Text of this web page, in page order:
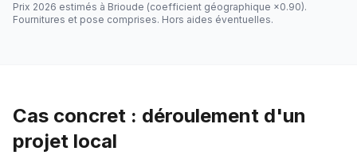
Prix 2026 estimés à Brioude (coefficient géographique ×0.90).
Fournitures et pose comprises. Hors aides éventuelles.
Cas concret : déroulement d'un
projet local